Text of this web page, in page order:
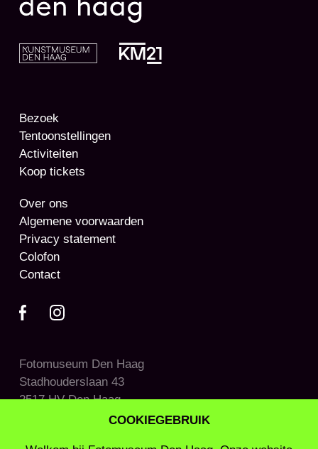
zichtbaar
Het resultaat is een tentoonstelling die
beweging en gevormd door iedereen die
eraan bijdraagt.
Bezoek
Tentoonstellingen
Activiteiten
Koop tickets
Over ons
Algemene voorwaarden
Privacy statement
Colofon
Contact
Fotomuseum Den Haag
Stadhouderslaan 43
2517 HV Den Haag
COOKIEGEBRUIK